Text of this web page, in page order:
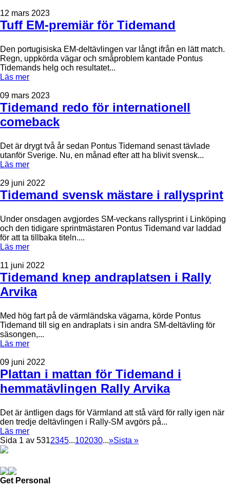
12 mars 2023
Tuff EM-premiär för Tidemand
Den portugisiska EM-deltävlingen var långt ifrån en lätt match.
Regn, uppkörda vägar och småproblem kantade Pontus
Tidemands helg och resultatet...
Läs mer
09 mars 2023
Tidemand redo för internationell
comeback
Det är drygt två år sedan Pontus Tidemand senast tävlade
utanför Sverige. Nu, en månad efter att ha blivit svensk...
Läs mer
29 juni 2022
Tidemand svensk mästare i rallysprint
Under onsdagen avgjordes SM-veckans rallysprint i Linköping
och den tidigare sprintmästaren Pontus Tidemand var laddad
för att ta tillbaka titeln....
Läs mer
11 juni 2022
Tidemand knep andraplatsen i Rally
Arvika
Med hög fart på de värmländska vägarna, körde Pontus
Tidemand till sig en andraplats i sin andra SM-deltävling för
säsongen,...
Läs mer
09 juni 2022
Plattan i mattan för Tidemand i
hemmatävlingen Rally Arvika
Det är äntligen dags för Värmland att stå värd för rally igen när
den tredje deltävlingen i Rally-SM avgörs på...
Läs mer
Sida 1 av 5312345...102030...»Sista »
Get Personal